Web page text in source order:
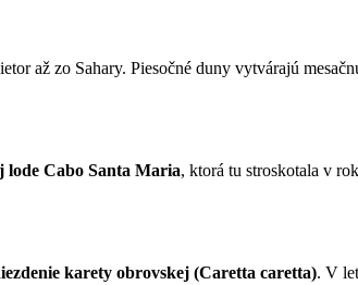
až zo Sahary. Piesočné duny vytvárajú
lode Cabo Santa Maria, ktorá tu stroskotala v
karety obrovskej (Caretta caretta). V